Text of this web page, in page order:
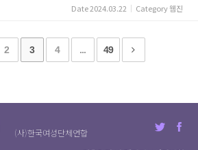
Date2024.03.22 Category웹진
2 3 4 ... 49
(사)한국여성단체연합